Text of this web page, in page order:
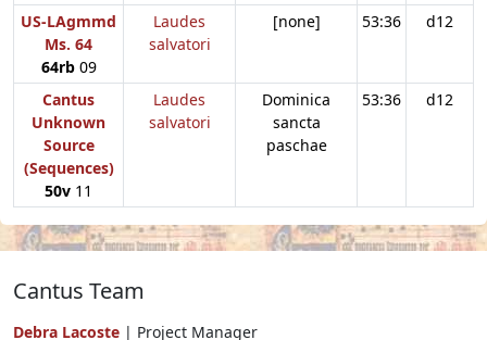
US-LAgmmd
Ms. 64
64rb09
Laudes
salvatori
[none] 53:36 d12
Cantus
Unknown
Source
(Sequences)
50v 11
Laudes
salvatori
Dominica
sancta
paschae
53:36 d12
Cantus Team
Debra Lacoste | Project Manager